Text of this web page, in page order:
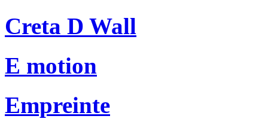
Creta D Wall
E motion
Empreinte